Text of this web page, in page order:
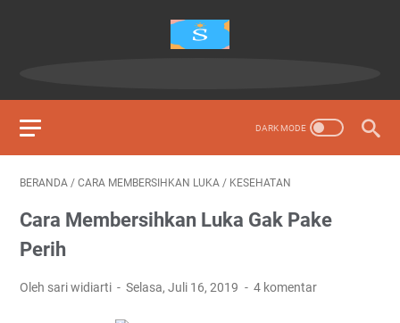
BERANDA / CARA MEMBERSIHKAN LUKA / KESEHATAN
Cara Membersihkan Luka Gak Pake
Perih
Oleh sari widiarti Selasa, Juli 16, 2019 4 komentar